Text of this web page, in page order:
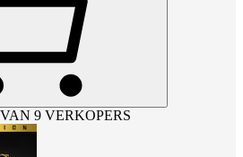
9 VERKOPERS